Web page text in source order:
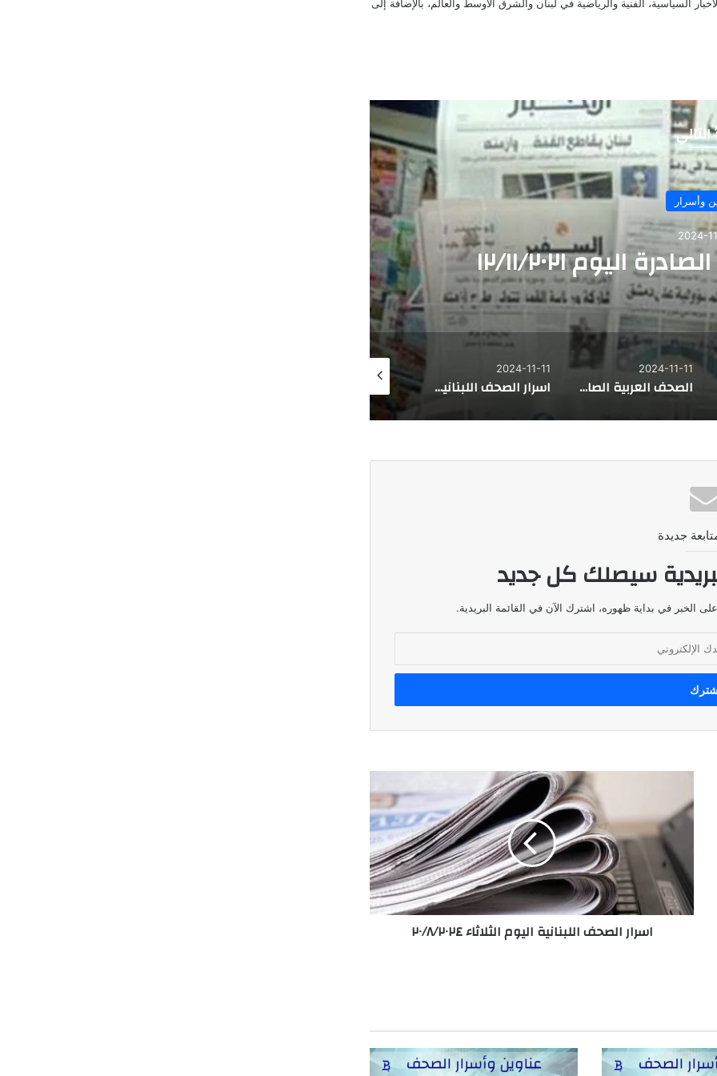
السياسية، الفنية والرياضية في لبنان والشرق الاوسط والعالم، بالإضافة إلى
التالي
وأسرار
2024-
١٢/١١/٢٠٢١
2024-11-11
اسرار الصحف اللبنانية الصادرة اليوم ١١/١١/٢٠٢٤
2024-11-11
الصّحف اللبنانية الصادرة اليوم ١١/١١/٢٠٢٤
2024-09-23
جديدة
سيصلك كل جديد
الخبر في بداية ظهوره، اشترك الآن في القائمة البريدية.
اللبنانية
الثلاثاء
٢٠/٨/٢٠٢٤
اسرار الصحف اللبنانية اليوم الثلاثاء ٢٠/٨/٢٠٢٤